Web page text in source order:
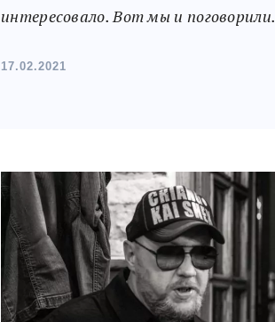
интересовало. Вот мы и поговорили.
17.02.2021